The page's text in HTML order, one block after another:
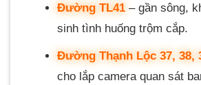
Đường TL41– gần sông,
sinh tình huống trộm cắp.
Đường Thạnh Lộc 37, 38,
cho lắp camera quan sát